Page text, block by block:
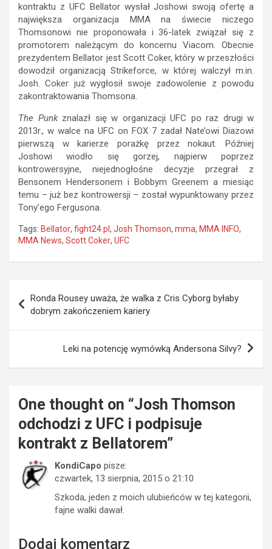
kontraktu z UFC Bellator wysłał Joshowi swoją ofertę a
największa organizacja MMA na świecie niczego
Thomsonowi nie proponowała i 36-latek związał się z
promotorem należącym do koncernu Viacom. Obecnie
prezydentem Bellator jest Scott Coker, który w przeszłości
dowodził organizacją Strikeforce, w której walczył m.in.
Josh. Coker już wygłosił swoje zadowolenie z powodu
zakontraktowania Thomsona.
The Punkznalazł się w organizacji UFC po raz drugi w
2013r., w walce na UFC on FOX 7 zadał Nate’owi Diazowi
pierwszą w karierze porażkę przez nokaut. Później
Joshowi wiodło się gorzej, najpierw poprzez
kontrowersyjne, niejednogłośne decyzje przegrał z
Bensonem Hendersonem i Bobbym Greenem a miesiąc
temu – już bez kontrowersji – został wypunktowany przez
Tony’ego Fergusona.
Tags: Bellator, fight24.pl , Josh Thomson, mma, MMA INFO,
MMA News, Scott Coker, UFC
wpisu
Ronda Rousey uważa, że walka z Cris Cyborg byłaby
dobrym zakończeniem kariery
Leki na potencję wymówką Andersona Silvy?
One thought on “Josh Thomson
odchodzi z UFC i podpisuje
kontrakt z Bellatorem”
KondiCapo pisze:
czwartek, 13 sierpnia, 2015 o 21:10
Szkoda, jeden z moich ulubieńców w tej kategorii,
fajne walki dawał.
Dodaj komentarz